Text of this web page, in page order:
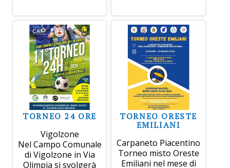
TORNEO 24 ORE
Vigolzone
Nel Campo Comunale
di Vigolzone in Via
Olimpia si svolgerà
TORNEO ORESTE
EMILIANI
Carpaneto Piacentino
Torneo misto Oreste
Emiliani nel mese di